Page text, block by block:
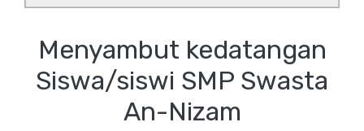
Menyambut kedatangan
Siswa/siswi SMP Swasta
An-Nizam